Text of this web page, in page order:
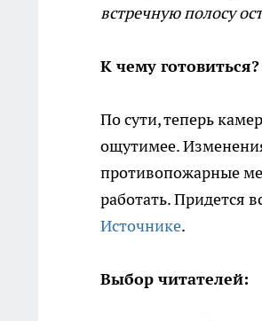
встречную полосу
К чему готовиться?
По сути, теперь
ощутимее.
противопожарные
работать. Придется
Источнике.
Выбор читателей: